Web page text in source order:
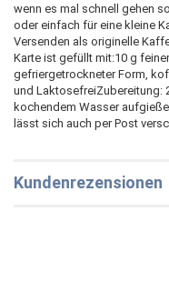
wenn es mal schnell gehen
oder einfach für eine kleine
Versenden als originelle
Karte ist gefüllt mit:10 g
gefriergetrockneter Form,
und LaktosefreiZubereitung:
kochendem Wasser
lässt sich auch per Post
Kundenrezensionen